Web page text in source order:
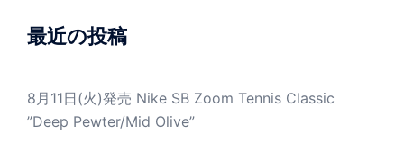
最近の投稿
8月11日(火)発売 Nike SB Zoom Tennis Classic
”Deep Pewter/Mid Olive”